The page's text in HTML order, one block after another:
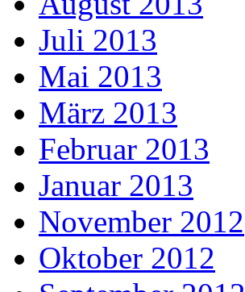
Juli 2013
Mai 2013
März 2013
Februar 2013
Januar 2013
November 2012
Oktober 2012